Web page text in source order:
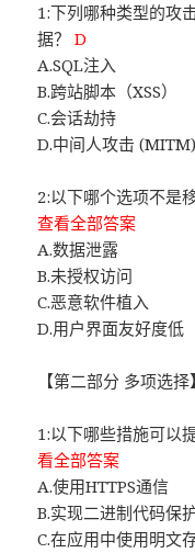
1:下列哪种类型的攻
据？D
A.SQL注入
B.跨站脚本（XSS）
C.会话劫持
D.中间人攻击 (MITM)
2:以下哪个选项不是
查看全部答案
A.数据泄露
B.未授权访问
C.恶意软件植入
D.用户界面友好度低
【第二部分 多项选择】
1:以下哪些措施可以
看全部答案
A.使用HTTPS通信
B.实现二进制代码保
C.在应用中使用明文